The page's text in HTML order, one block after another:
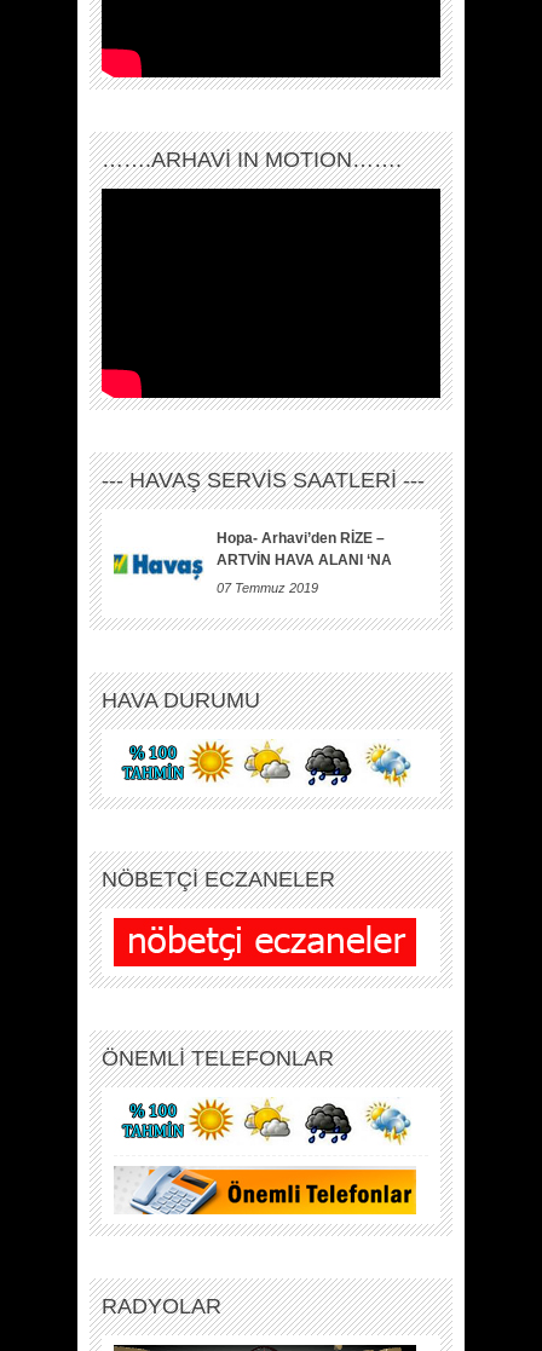
…….ARHAVI IN MOTION…….
--- HAVAŞ SERVİS SAATLERİ ---
Hopa- Arhavi’den RİZE –
ARTVİN HAVA ALANI ‘NA
07 Temmuz 2019
HAVA DURUMU
NÖBETÇİ ECZANELER
ÖNEMLİ TELEFONLAR
RADYOLAR